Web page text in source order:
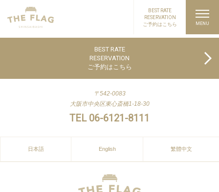
BEST RATE
RESERVATION
ご予約はこちら
BEST RATE
RESERVATION
ご予約はこちら
〒542-0083
大阪市中央区東心斎橋1-18-30
TEL 06-6121-8111
日本語 English 繁體中文